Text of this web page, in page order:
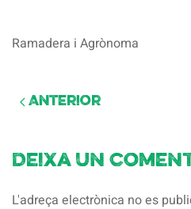
Ramadera i Agrònoma
Anterior
Deixa un
L'adreça electrònica no es